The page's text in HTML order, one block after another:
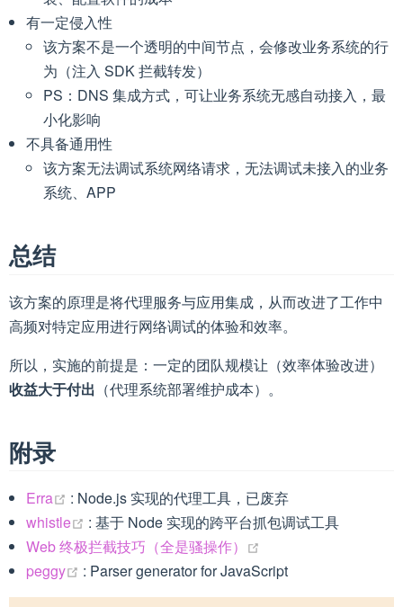
有一定侵入性
该方案不是一个透明的中间节点，会修改业务系统的行
为（注入 SDK 拦截转发）
PS：DNS 集成方式，可让业务系统无感自动接入，最
小化影响
不具备通用性
该方案无法调试系统网络请求，无法调试未接入的业务
系统、APP
总结
该方案的原理是将代理服务与应用集成，从而改进了工作中
高频对特定应用进行网络调试的体验和效率。
所以，实施的前提是：一定的团队规模让（效率体验改进）
收益大于付出 （代理系统部署维护成本）。
附录
Erra (opens new window)
: Node.js 实现的代理工具，已废弃
whistle
(opens new window)
: 基于 Node 实现的跨平台抓包调试工具
Web 终极拦截技巧（全是骚操作）
peggy
(opens new window)
: Parser generator for JavaScript